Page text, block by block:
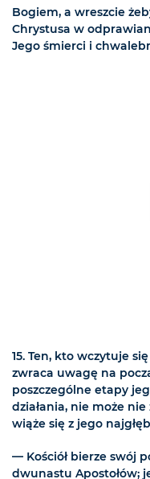
Bogiem, a wreszcie
Chrystusa w
Jego śmierci i
15. Ten, kto wczytuje
zwraca uwagę na
poszczególne etapy
działania, nie może
wiąże się z jego
— Kościół bierze swój
dwunastu Apostołów;